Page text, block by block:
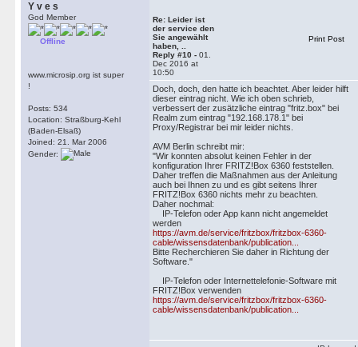
Y v e s
God Member
Offline
www.microsip.org ist super
!
Posts: 534
Location: Straßburg-Kehl
(Baden-Elsaß)
Joined: 21. Mar 2006
Gender:
Re: Leider ist
der service den
Sie angewählt
haben, ..
Reply #10 - 01.
Dec 2016 at
10:50
Print Post
Doch, doch, den hatte ich beachtet. Aber leider hilft
dieser eintrag nicht. Wie ich oben schrieb,
verbessert der zusätzliche eintrag "fritz.box" bei
Realm zum eintrag "192.168.178.1" bei
Proxy/Registrar bei mir leider nichts.
AVM Berlin schreibt mir:
"Wir konnten absolut keinen Fehler in der
konfiguration Ihrer FRITZ!Box 6360 feststellen.
Daher treffen die Maßnahmen aus der Anleitung
auch bei Ihnen zu und es gibt seitens Ihrer
FRITZ!Box 6360 nichts mehr zu beachten.
Daher nochmal:
IP-Telefon oder App kann nicht angemeldet
werden
https://avm.de/service/fritzbox/fritzbox-6360-
cable/wissensdatenbank/publication...
Bitte Recherchieren Sie daher in Richtung der
Software."
IP-Telefon oder Internettelefonie-Software mit
FRITZ!Box verwenden
https://avm.de/service/fritzbox/fritzbox-6360-
cable/wissensdatenbank/publication...